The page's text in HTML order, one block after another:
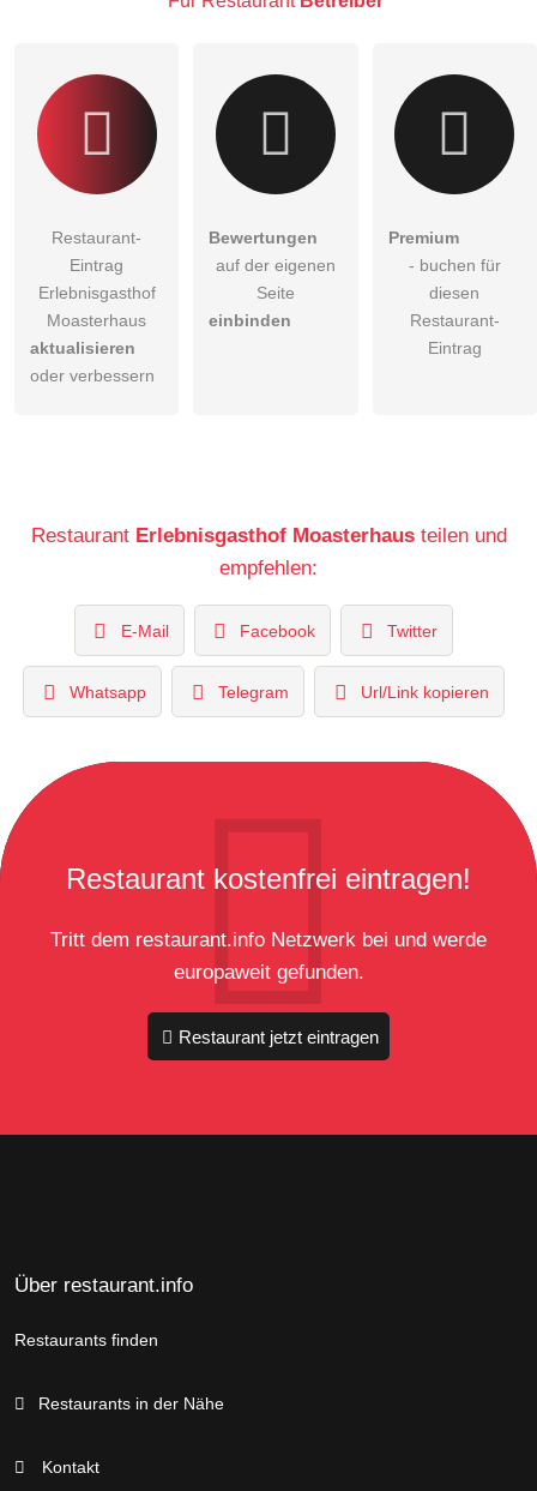
Restaurant-
Eintrag
Erlebnisgasthof
Moasterhaus
aktualisieren
oder verbessern
Bewertungen
auf der eigenen
Seite
einbinden
Premium
- buchen für
diesen
Restaurant-
Eintrag
Restaurant Erlebnisgasthof Moasterhausteilen und
empfehlen:
E-Mail Facebook Twitter
Whatsapp Telegram Url/Link kopieren
Restaurant kostenfrei eintragen!
Tritt dem restaurant.info Netzwerk bei und werde
europaweit gefunden.
Restaurant jetzt eintragen
Über restaurant.info
Restaurants finden
Restaurants in der Nähe
Kontakt